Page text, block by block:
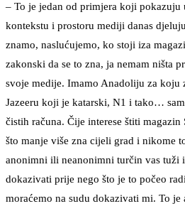
– To je jedan od primjera koji pokazuju
kontekstu i prostoru mediji danas
znamo, naslućujemo, ko stoji iza
zakonski da se to zna, ja nemam ništa
svoje medije. Imamo Anadoliju za koju
Jazeeru koji je katarski, N1 i tako…
čistih računa. Čije interese štiti magazin
što manje više zna cijeli grad i nikome
anonimni ili neanonimni turčin vas tuži
dokazivati prije nego što je to počeo
moraćemo na sudu dokazivati mi. To je